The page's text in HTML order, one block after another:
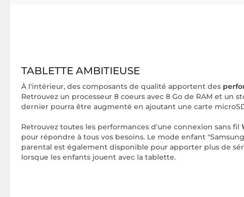
TABLETTE AMBITIEUSE
À l'intérieur, des composants de qualité apportent des
Retrouvez un processeur 8 coeurs avec 8 Go de RAM et un
dernier pourra être augmenté en ajoutant une carte
Retrouvez toutes les performances d'une connexion sans fil
pour répondre à tous vos besoins. Le mode enfant
parental est également disponible pour apporter plus de
lorsque les enfants jouent avec la tablette.